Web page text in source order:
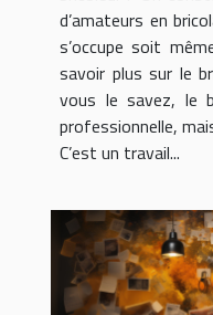
d’amateurs en
s’occupe soit
savoir plus sur le
vous le savez, le
professionnelle,
C’est un travail...